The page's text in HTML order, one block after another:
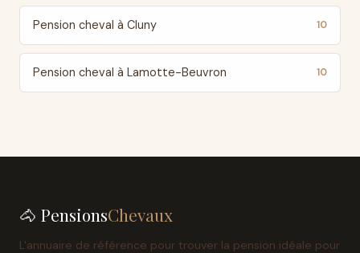
Pension cheval à Cluny 10
Pension cheval à Lamotte-Beuvron 10
🐴 PensionsChevaux
L'annuaire de référence pour trouver la pension idéale pour